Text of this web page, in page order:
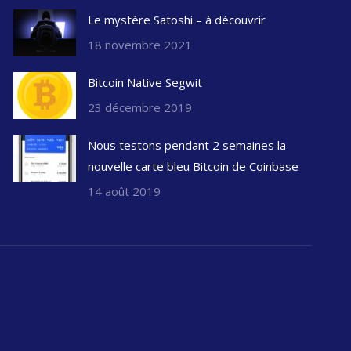
Le mystère Satoshi – à découvrir
18 novembre 2021
Bitcoin Native Segwit
23 décembre 2019
Nous testons pendant 2 semaines la
nouvelle carte bleu Bitcoin de Coinbase
14 août 2019